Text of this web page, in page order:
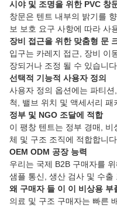
시야 및 조명을 위한 PVC 창
창문은 텐트 내부의 밝기를
보 보호 요구 사항에 따라 사
장비 접근을 위한 맞춤형 문
입구는 카레지 접근, 장비 이
장되거나 조정 될 수 있습니다.
선택적 기능적 사용자 정의
사용자 정의 옵션에는 파티
척, 밸브 위치 및 액세서리 패
정부 및 NGO 조달에 적합
이 팽창 텐트는 정부 경매,
체 및 구조 조직에 적합합니다.
OEM ODM 공장 능력
우리는 국제 B2B 구매자를
샘플 통신, 생산 검사 및 수출
왜 구매자 들 이 이 비상용
의료 및 구조 구매자는 빠른